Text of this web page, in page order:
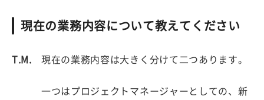
現在の業務内容について教えてください
T.M. 現在の業務内容は大きく分けて二つあります。
一つはプロジェクトマネージャーとしての、新